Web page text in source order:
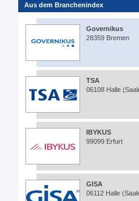
Aus dem Branchenindex
Governikus
28359 Bremen
TSA
06108 Halle
IBYKUS
99099 Erfurt
GISA
06112 Halle